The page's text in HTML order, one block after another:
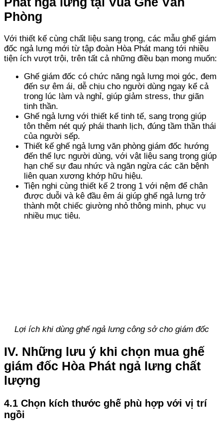
Phòng
Với thiết kế cùng chất liệu sang trọng, các mẫu ghế giám
đốc ngả lưng mới từ tập đoàn Hòa Phát mang tới nhiều
tiện ích vượt trội, trên tất cả những điều bạn mong muốn:
Ghế giám đốc có chức năng ngả lưng mọi góc, đem
đến sự êm ái, dễ chịu cho người dùng ngay kể cả
trong lúc làm và nghỉ, giúp giảm stress, thư giãn
tinh thần.
Ghế ngả lưng với thiết kế tinh tế, sang trọng giúp
tôn thêm nét quý phái thanh lịch, đúng tầm thần thái
của người sếp.
Thiết kế ghế ngả lưng văn phòng giám đốc hướng
đến thể lực người dùng, với vật liệu sang trọng giúp
hạn chế sự đau nhức và ngăn ngừa các căn bệnh
liên quan xương khớp hữu hiệu.
Tiện nghi cùng thiết kế 2 trong 1 với nệm để chân
được duỗi và kê đầu êm ái giúp ghế ngả lưng trở
thành một chiếc giường nhỏ thông minh, phục vụ
nhiều mục tiêu.
Lợi ích khi dùng ghế ngả lưng công sở cho giám đốc
IV. Những lưu ý khi chọn mua ghế
giám đốc Hòa Phát ngả lưng chất
lượng
4.1 Chọn kích thước ghế phù hợp với vị trí
ngồi